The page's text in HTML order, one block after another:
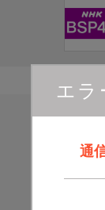
エラ
通